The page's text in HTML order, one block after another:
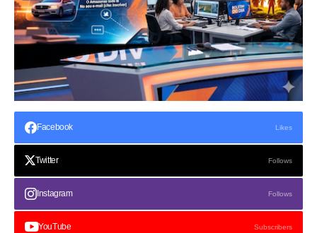
Facebook Likes
Twitter Follows
Instagram Follows
YouTube Subscribers